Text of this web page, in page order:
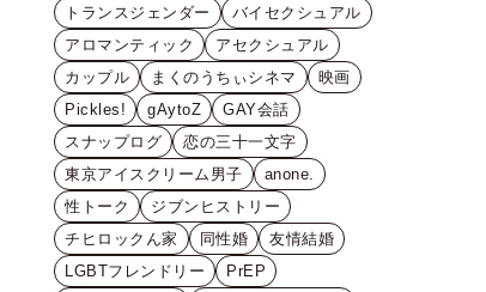
トランスジェンダー
バイセクシュアル
アロマンティック
アセクシュアル
カップル
まくのうちぃシネマ
映画
Pickles!
gAytoZ
GAY会話
スナップログ
恋の三十一文字
東京アイスクリーム男子
anone.
性トーク
ジブンヒストリー
チヒロックん家
同性婚
友情結婚
LGBTフレンドリー
PrEP